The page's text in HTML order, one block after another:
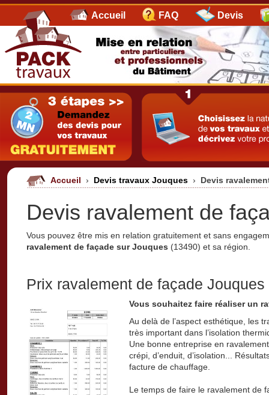
Accueil FAQ Devis
Accueil › Devis travaux Jouques › Devis
Devis ravalement de
Vous pouvez être mis en relation gratuitement et sans
ravalement de façade sur Jouques (13490) et sa région.
Prix ravalement de façade Jouques
Vous souhaitez faire réaliser un
Au delà de l’aspect esthétique, les
très important dans l’isolation
Une bonne entreprise en
crépi, d’enduit, d’isolation...
facture de chauffage.
Le temps de faire le ravalement de